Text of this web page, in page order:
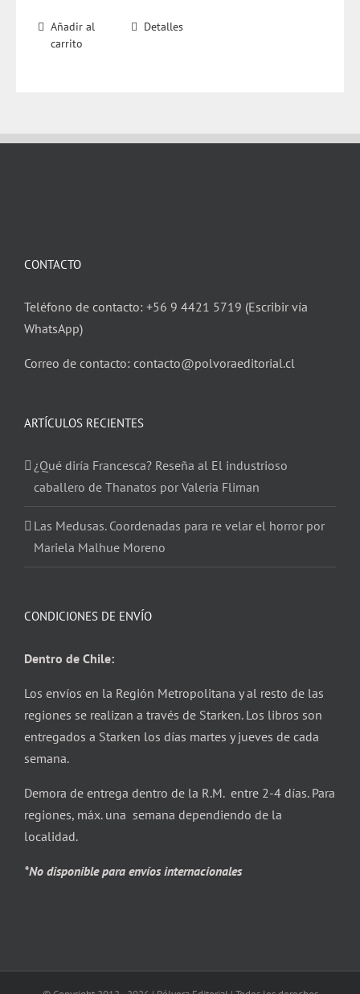
Añadir al
carrito
Detalles
CONTACTO
Teléfono de contacto: +56 9 4421 5719 (Escribir vía
WhatsApp)
Correo de contacto: contacto@polvoraeditorial.cl
ARTÍCULOS RECIENTES
¿Qué diría Francesca? Reseña al El industrioso
caballero de Thanatos por Valeria Fliman
Las Medusas. Coordenadas para re velar el horror por
Mariela Malhue Moreno
CONDICIONES DE ENVÍO
Dentro de Chile:
Los envíos en la Región Metropolitana y al resto de las
regiones se realizan a través de Starken. Los libros son
entregados a Starken los días martes y jueves de cada
semana.
Demora de entrega dentro de la R.M. entre 2-4 días. Para
regiones, máx. una semana dependiendo de la
localidad.
*No disponible para envíos internacionales